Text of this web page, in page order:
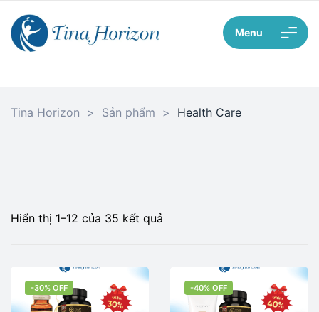
Menu
Tina Horizon > Sản phẩm > Health Care​
Hiển thị 1–12 của 35 kết quả
-30% OFF -40% OFF